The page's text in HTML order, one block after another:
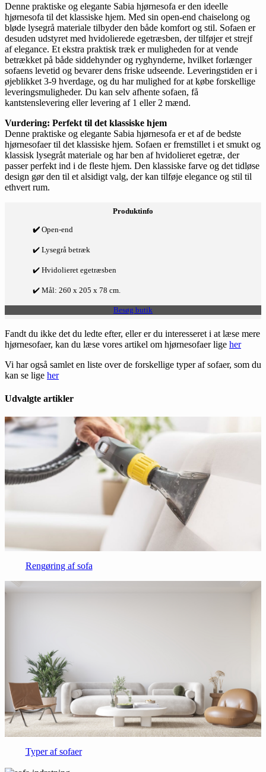
Denne praktiske og elegante Sabia hjørnesofa er den ideelle
hjørnesofa til det klassiske hjem. Med sin open-end chaiselong og
bløde lysegrå materiale tilbyder den både komfort og stil. Sofaen er
desuden udstyret med hvidolierede egetræsben, der tilføjer et strejf
af elegance. Et ekstra praktisk træk er muligheden for at vende
betrækket på både siddehynder og ryghynderne, hvilket forlænger
sofaens levetid og bevarer dens friske udseende. Leveringstiden er i
øjeblikket 3-9 hverdage, og du har mulighed for at købe forskellige
leveringsmuligheder. Du kan selv afhente sofaen, få
kantstenslevering eller levering af 1 eller 2 mænd.
Vurdering: Perfekt til det klassiske hjem
Denne praktiske og elegante Sabia hjørnesofa er et af de bedste
hjørnesofaer til det klassiske hjem. Sofaen er fremstillet i et smukt og
klassisk lysegråt materiale og har ben af hvidolieret egetræ, der
passer perfekt ind i de fleste hjem. Den klassiske farve og det tidløse
design gør den til et alsidigt valg, der kan tilføje elegance og stil til
ethvert rum.
Produktinfo
✔️ Open-end
✔️ Lysegrå betræk
✔️ Hvidolieret egetræsben
✔️ Mål: 260 x 205 x 78 cm.
Besøg butik
Fandt du ikke det du ledte efter, eller er du interesseret i at læse mere
hjørnesofaer, kan du læse vores artikel om hjørnesofaer lige her
Vi har også samlet en liste over de forskellige typer af sofaer, som du
kan se lige her
Udvalgte artikler
Rengøring af sofa
Typer af sofaer